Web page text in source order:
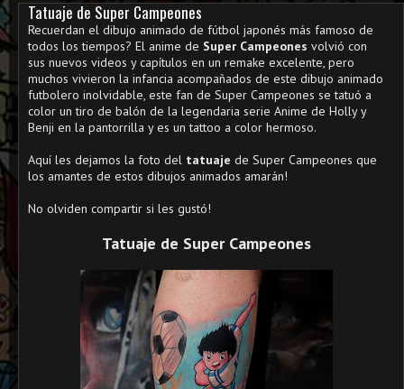
Tatuaje de Super Campeones
Recuerdan el dibujo animado de fútbol japonés más famoso de
todos los tiempos? El anime de Super Campeones volvió con
sus nuevos videos y capítulos en un remake excelente, pero
muchos vivieron la infancia acompañados de este dibujo animado
futbolero inolvidable, este fan de Super Campeones se tatuó a
color un tiro de balón de la legendaria serie Anime de Holly y
Benji en la pantorrilla y es un tattoo a color hermoso.
Aquí les dejamos la foto del tatuaje de Super Campeones que
los amantes de estos dibujos animados amarán!
No olviden compartir si les gustó!
Tatuaje de Super Campeones